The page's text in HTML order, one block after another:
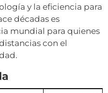
y la eficiencia para
décadas es
mundial para quienes
con el